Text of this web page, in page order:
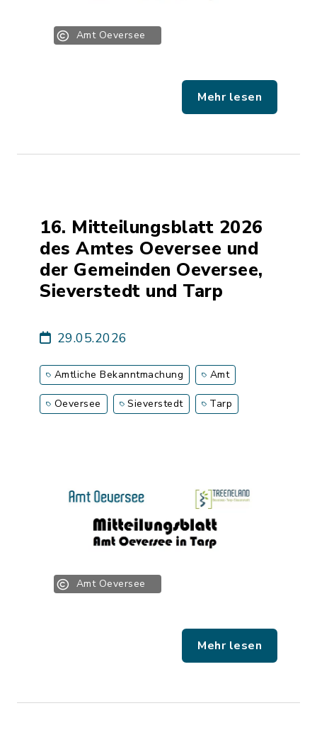
Amt Oeversee
Mehr lesen
16. Mitteilungsblatt 2026
des Amtes Oeversee und
der Gemeinden Oeversee,
Sieverstedt und Tarp
29.05.2026
Amtliche Bekanntmachung Amt
Oeversee Sieverstedt Tarp
Amt Oeversee
Mehr lesen